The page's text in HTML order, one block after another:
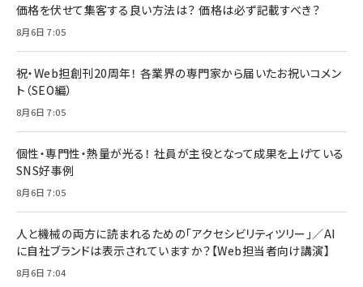
価格を伏せて集客する良い方法は？ 価格は必ず記載すべき？
8月6日 7:05
祝・Web担創刊20周年！ 各業界の専門家から届いたお祝いコメン
ト（SEO編）
8月6日 7:05
個性・専門性・熱量が光る！ 社員が主役となって成果を上げている
SNS好事例
8月6日 7:05
人と機械の両方に読まれるための「アクセシビリティツリー」／AI
に自社ブランドは表示されていますか？【Web担当者向け講演】
8月6日 7:04